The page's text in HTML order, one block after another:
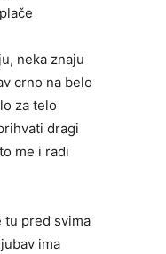
neka znaju
crno na belo
za telo
dragi
me i radi
tu pred svima
ima